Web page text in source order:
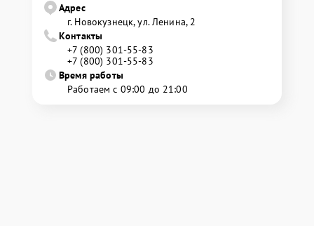
Адрес
г. Новокузнецк, ул. Ленина, 2
Контакты
+7 (800) 301-55-83
+7 (800) 301-55-83
Время работы
Работаем с 09:00 до 21:00